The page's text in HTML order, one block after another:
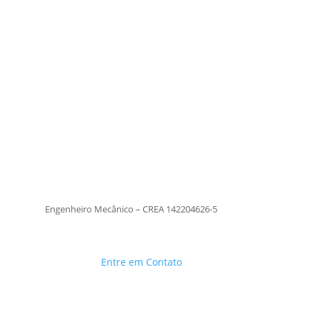
Engenheiro Mecânico – CREA 142204626-5
Entre em Contato